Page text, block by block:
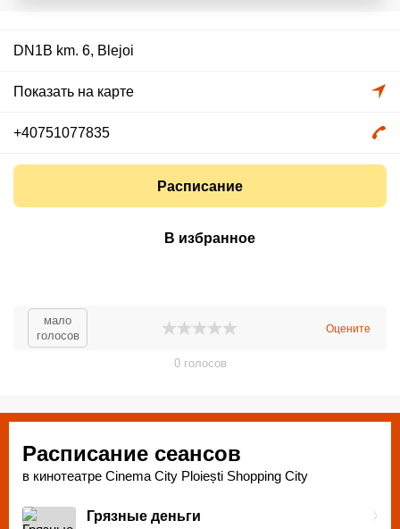
DN1B km. 6, Blejoi
Показать на карте
+40751077835
Расписание
В избранное
мало
голосов
Оцените
0голосов
Расписание сеансов
в кинотеатре Cinema City Ploiești Shopping City
Грязные деньги